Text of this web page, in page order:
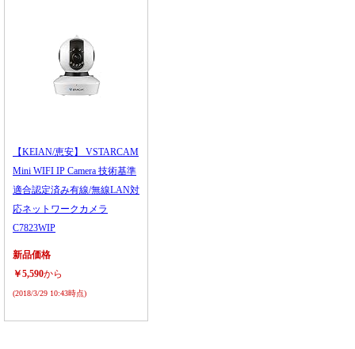
【KEIAN/恵安】 VSTARCAM
Mini WIFI IP Camera 技術基準
適合認定済み有線/無線LAN対
応ネットワークカメラ
C7823WIP
新品価格
￥5,590から
(2018/3/29 10:43時点)